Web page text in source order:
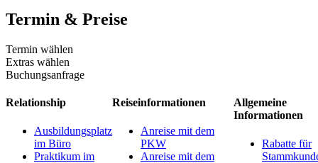
Termin & Preise
Termin wählen
Extras wählen
Buchungsanfrage
Relationship
Ausbildungsplatz
im Büro
Praktikum im
Reiseinformationen
Anreise mit dem
PKW
Anreise mit dem
Allgemeine
Informationen
Rabatte für